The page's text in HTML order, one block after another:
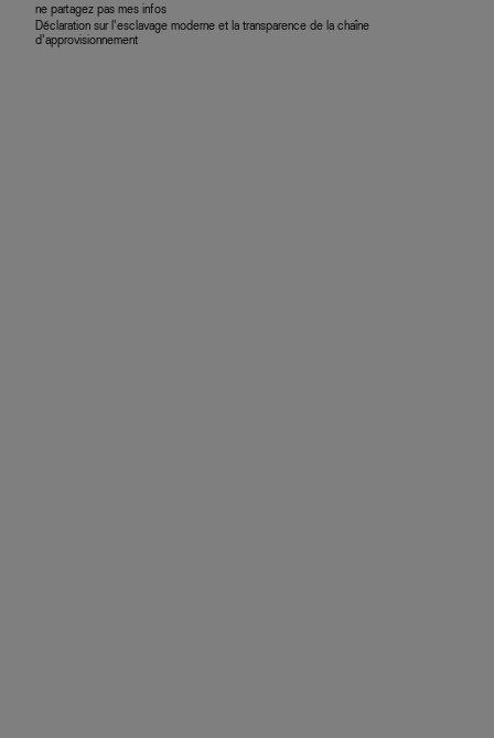
ne partagez pas mes infos
Déclaration sur l’esclavage moderne et la transparence de la chaîne
d’approvisionnement